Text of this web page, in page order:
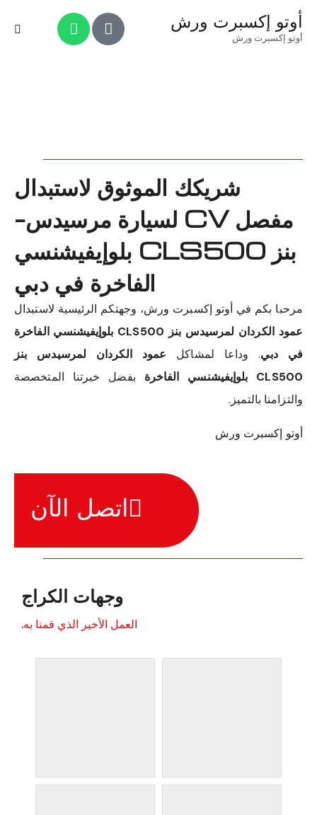
أوتو إكسبرت ورش
أوتو إكسبرت ورش
شريكك الموثوق لاستبدال
مفصل CV لسيارة مرسيدس-
بنز CLS500 بلوإيفيشنسي
الفاخرة في دبي
مرحبا بكم في أوتو إكسبرت ورش، وجهتكم الرئيسية لاستبدال
عمود الكردان لمرسيدس بنز CLS500 بلوإيفيشنسي الفاخرة
في دبي. وداعا لمشاكل عمود الكردان لمرسيدس بنز
CLS500 بلوإيفيشنسي الفاخرة
بفضل خبرتنا المتخصصة
والتزامنا بالتميز.
أوتو إكسبرت ورش
اتصل الآن
وجهات الكراج
العمل الأخير الذي قمنا به.